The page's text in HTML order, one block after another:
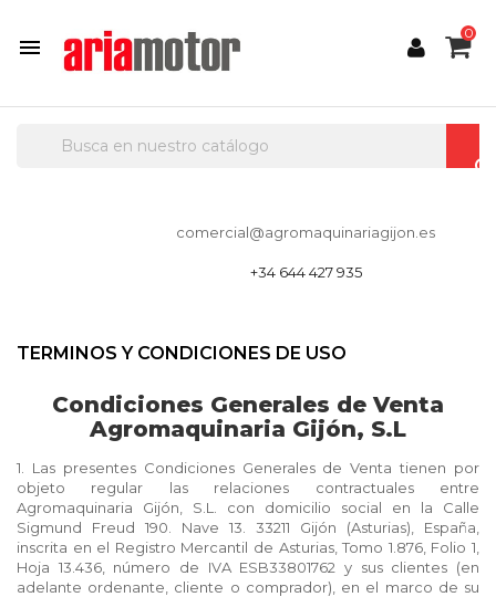

0
comercial@agromaquinariagijon.es
+34 644 427 935
TERMINOS Y CONDICIONES DE USO
Condiciones Generales de Venta
Agromaquinaria Gijón, S.L
1. Las presentes Condiciones Generales de Venta tienen por
objeto regular las relaciones contractuales entre
Agromaquinaria Gijón, S.L. con domicilio social en la Calle
Sigmund Freud 190. Nave 13. 33211 Gijón (Asturias), España,
inscrita en el Registro Mercantil de Asturias, Tomo 1.876, Folio 1,
Hoja 13.436, número de IVA ESB33801762 y sus clientes (en
adelante ordenante, cliente o comprador), en el marco de su